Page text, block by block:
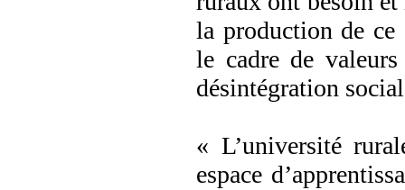
la production de ce
le cadre de
désintégration
« L’université
espace